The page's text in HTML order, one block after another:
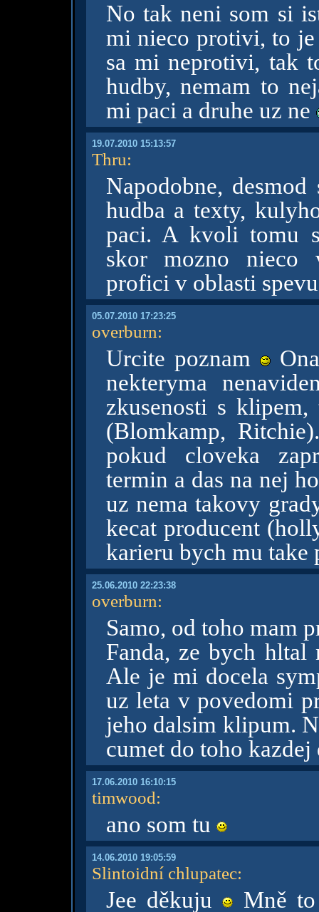
No tak neni som si
mi nieco protivi, to je
sa mi neprotivi, tak
hudby, nemam to
mi paci a druhe uz ne
19.07.2010 15:13:57
Thru:
Napodobne,
hudba a texty,
paci. A kvoli tomu
skor mozno nieco
profici v oblasti
05.07.2010 17:23:25
overburn:
Urcite poznam
nekteryma
zkusenosti s
(Blomkamp,
pokud cloveka
termin a das na nej
uz nema takovy
kecat producent
karieru bych mu take
25.06.2010 22:23:38
overburn:
Samo, od toho mam
Fanda, ze bych
Ale je mi docela
uz leta v povedomi
jeho dalsim klipum.
cumet do toho
17.06.2010 16:10:15
timwood:
ano som tu
14.06.2010 19:05:59
Slintoidní chlupatec:
Jee děkuju
Mně